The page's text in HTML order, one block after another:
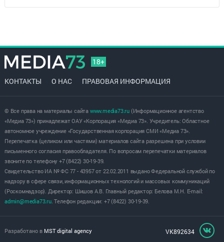
18+
КОНТАКТЫ О НАС ПРАВОВАЯ ИНФОРМАЦИЯ
© Все права на материалы сайта www.media73.ru(Информационное агентство
«Медиа 73») принадлежат ОАУ «Корпорация «Медиа 73». Учредитель: Областное
автономное учреждение «Государственная корпорация СМИ «Медиа 73».
Перепечатка (целиком или частями) материалов сайта разрешена при условии
письменного согласия правообладателя. По вопросам перепечатки материалов
звоните по телефону +7 (8422) 30-19-39.
Свидетельство ИА № ФС 77 - 43957 от 22.02.2011 выдано Федеральной службой по
надзору в сфере связи, информационных технологий и массовых коммуникаций
(Роскомнадзор). Директор: Шишов А.В. Главный редактор: Белова М.Н. E-mail:
admin@media73.ru. Телефон редакции: +7 (8422) 30-19-39.
Разработано в MST digital agency VK892634